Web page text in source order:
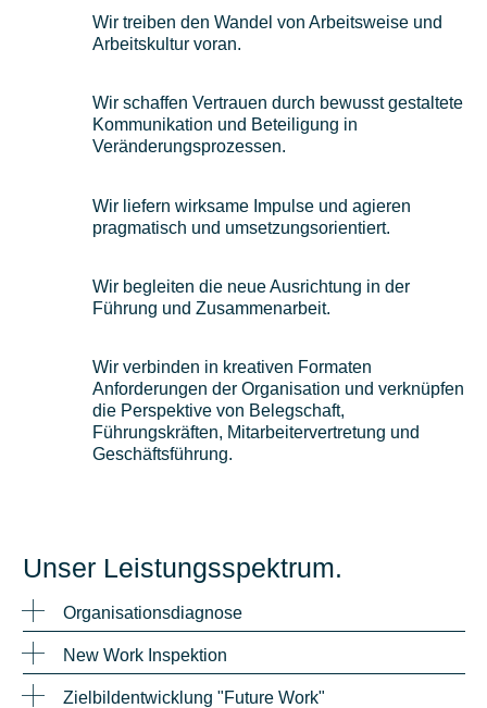
Wir treiben den Wandel von Arbeitsweise und
Arbeitskultur voran.
Wir schaffen Vertrauen durch bewusst gestaltete
Kommunikation und Beteiligung in
Veränderungsprozessen.
Wir liefern wirksame Impulse und agieren
pragmatisch und umsetzungsorientiert.
Wir begleiten die neue Ausrichtung in der
Führung und Zusammenarbeit.
Wir verbinden in kreativen Formaten
Anforderungen der Organisation und verknüpfen
die Perspektive von Belegschaft,
Führungskräften, Mitarbeitervertretung und
Geschäftsführung.
Unser Leistungsspektrum.
Organisationsdiagnose
New Work Inspektion
Zielbildentwicklung "Future Work"